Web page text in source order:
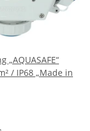
/ IP68 „Made in